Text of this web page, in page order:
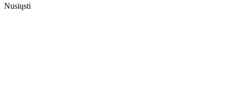
Nusiųsti